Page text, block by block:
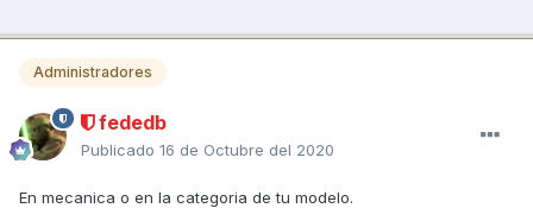
Administradores
fededb
Publicado 16 de Octubre del 2020
En mecanica o en la categoria de tu modelo.